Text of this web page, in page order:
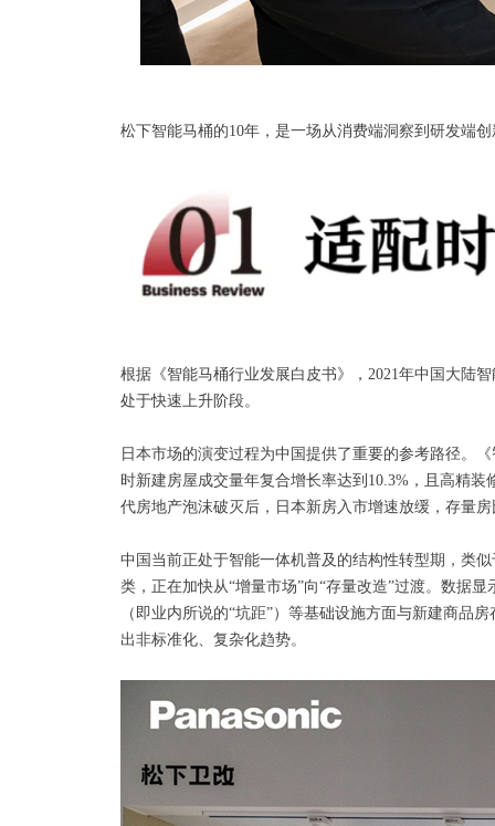
松下智能马桶的10年，是一场从消费端洞察到研发端
根据《智能马桶行业发展白皮书》，2021年中国大陆
处于快速上升阶段。
日本市场的演变过程为中国提供了重要的参考路径。
时新建房屋成交量年复合增长率达到10.3%，且高精
代房地产泡沫破灭后，日本新房入市增速放缓，存量
中国当前正处于智能一体机普及的结构性转型期，类
类，正在加快从“增量市场”向“存量改造”过渡。数据
（即业内所说的“坑距”）等基础设施方面与新建商品
出非标准化、复杂化趋势。